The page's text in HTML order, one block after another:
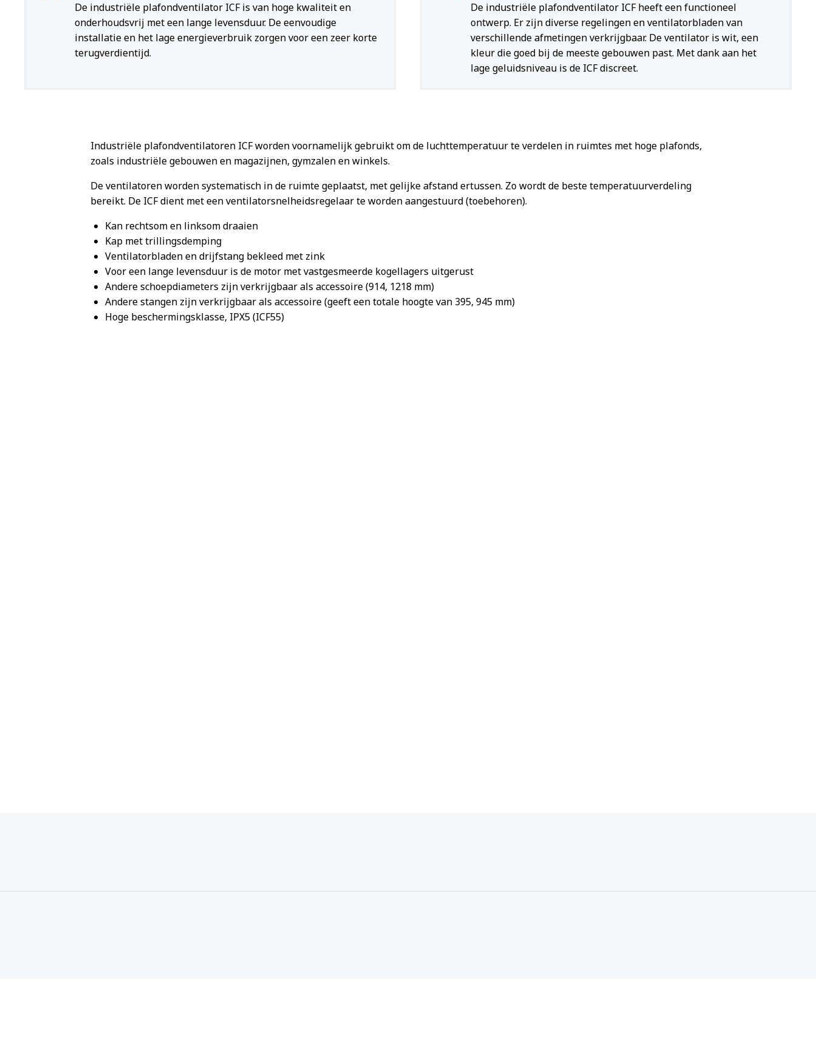
De industriële plafondventilator ICF is van hoge kwaliteit en
onderhoudsvrij met een lange levensduur. De eenvoudige
installatie en het lage energieverbruik zorgen voor een zeer korte
terugverdientijd.
De industriële plafondventilator ICF heeft een functioneel
ontwerp. Er zijn diverse regelingen en ventilatorbladen van
verschillende afmetingen verkrijgbaar. De ventilator is wit, een
kleur die goed bij de meeste gebouwen past. Met dank aan het
lage geluidsniveau is de ICF discreet.
Industriële plafondventilatoren ICF worden voornamelijk gebruikt om de luchttemperatuur te verdelen in ruimtes met hoge plafonds,
zoals industriële gebouwen en magazijnen, gymzalen en winkels.
De ventilatoren worden systematisch in de ruimte geplaatst, met gelijke afstand ertussen. Zo wordt de beste temperatuurverdeling
bereikt. De ICF dient met een ventilatorsnelheidsregelaar te worden aangestuurd (toebehoren).
Kan rechtsom en linksom draaien
Kap met trillingsdemping
Ventilatorbladen en drijfstang bekleed met zink
Voor een lange levensduur is de motor met vastgesmeerde kogellagers uitgerust
Andere schoepdiameters zijn verkrijgbaar als accessoire (914, 1218 mm)
Andere stangen zijn verkrijgbaar als accessoire (geeft een totale hoogte van 395, 945 mm)
Hoge beschermingsklasse, IPX5 (ICF55)